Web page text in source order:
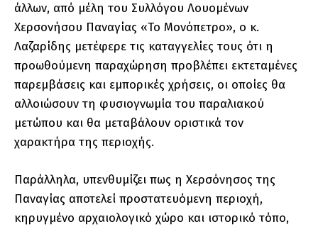
άλλων, από μέλη του Συλλόγου Λουομένων
Χερσονήσου Παναγίας «Το Μονόπετρο», ο κ.
Λαζαρίδης μετέφερε τις καταγγελίες τους ότι η
προωθούμενη παραχώρηση προβλέπει εκτεταμένες
παρεμβάσεις και εμπορικές χρήσεις, οι οποίες θα
αλλοιώσουν τη φυσιογνωμία του παραλιακού
μετώπου και θα μεταβάλουν οριστικά τον
χαρακτήρα της περιοχής.
Παράλληλα, υπενθυμίζει πως η Χερσόνησος της
Παναγίας αποτελεί προστατευόμενη περιοχή,
κηρυγμένο αρχαιολογικό χώρο και ιστορικό τόπο,